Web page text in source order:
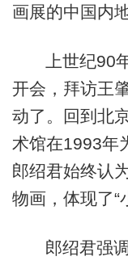
画展的中国内
上世纪90
开会，拜访王
动了。回到北
术馆在1993年
郎绍君始终认
物画，体现了“
郎绍君强